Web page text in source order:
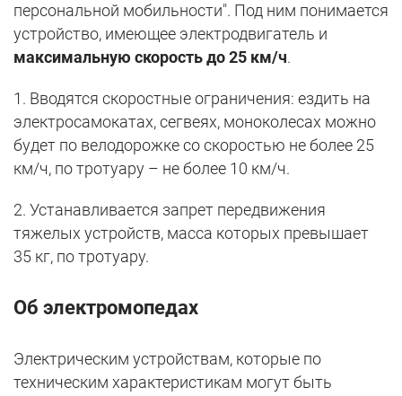
персональной мобильности". Под ним понимается
устройство, имеющее электродвигатель и
максимальную скорость до 25 км/ч.
1. Вводятся скоростные ограничения: ездить на
электросамокатах, сегвеях, моноколесах можно
будет по велодорожке со скоростью не более 25
км/ч, по тротуару – не более 10 км/ч.
2. Устанавливается запрет передвижения
тяжелых устройств, масса которых превышает
35 кг, по тротуару.
Об электромопедах
Электрическим устройствам, которые по
техническим характеристикам могут быть